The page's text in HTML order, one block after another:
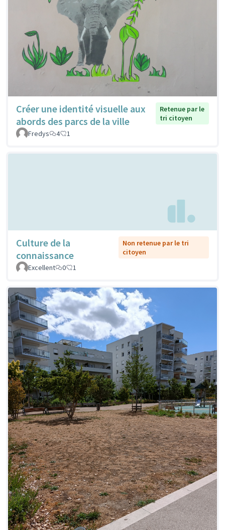
Créer une identité visuelle aux
abords des parcs de la ville
Retenue par le
tri citoyen
Fredys
4 1
Culture de la
connaissance
Non retenue par le tri
citoyen
Excellent
0 1